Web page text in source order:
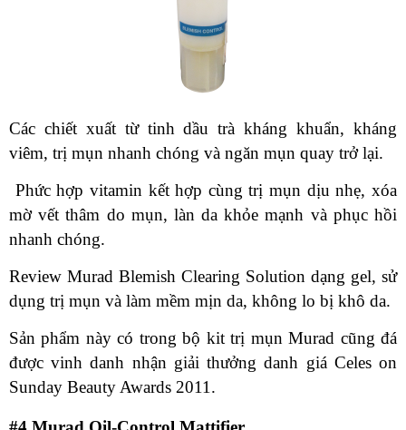
Các chiết xuất từ tinh dầu trà kháng khuẩn, kháng
viêm, trị mụn nhanh chóng và ngăn mụn quay trở lại.
Phức hợp vitamin kết hợp cùng trị mụn dịu nhẹ, xóa
mờ vết thâm do mụn, làn da khỏe mạnh và phục hồi
nhanh chóng.
Review Murad Blemish Clearing Solution dạng gel, sử
dụng trị mụn và làm mềm mịn da, không lo bị khô da.
Sản phẩm này có trong bộ kit trị mụn Murad cũng đá
được vinh danh nhận giải thưởng danh giá Celes on
Sunday Beauty Awards 2011.